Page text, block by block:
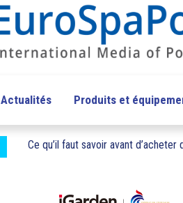
Actualités Produits et
Ce qu’il faut savoir avant d’acheter